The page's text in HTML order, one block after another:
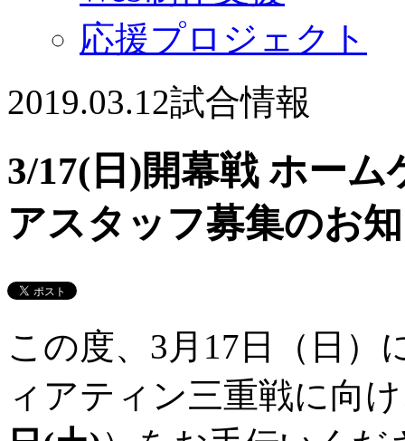
応援プロジェクト
2019.03.12試合情報
3/17(日)開幕戦 ホー
アスタッフ募集のお
この度、3月17日（日）
ィアティン三重戦に向